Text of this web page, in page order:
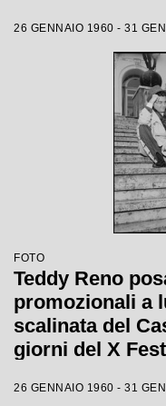
26 GENNAIO 1960 - 31
FOTO
Teddy Reno
promozionali a
scalinata del
giorni del X
26 GENNAIO 1960 - 31